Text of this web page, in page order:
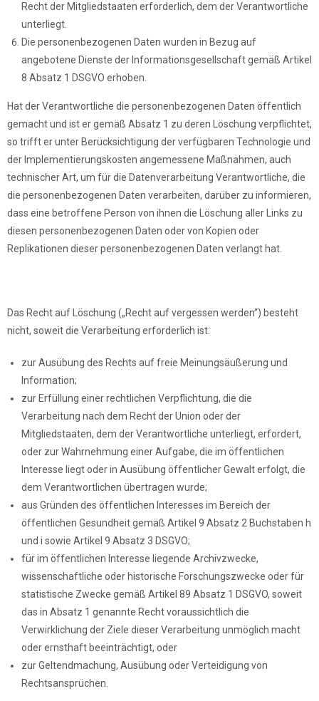
Recht der Mitgliedstaaten erforderlich, dem der Verantwortliche
unterliegt.
Die personenbezogenen Daten wurden in Bezug auf
angebotene Dienste der Informationsgesellschaft gemäß Artikel
8 Absatz 1 DSGVO erhoben.
Hat der Verantwortliche die personenbezogenen Daten öffentlich
gemacht und ist er gemäß Absatz 1 zu deren Löschung verpflichtet,
so trifft er unter Berücksichtigung der verfügbaren Technologie und
der Implementierungskosten angemessene Maßnahmen, auch
technischer Art, um für die Datenverarbeitung Verantwortliche, die
die personenbezogenen Daten verarbeiten, darüber zu informieren,
dass eine betroffene Person von ihnen die Löschung aller Links zu
diesen personenbezogenen Daten oder von Kopien oder
Replikationen dieser personenbezogenen Daten verlangt hat.
Das Recht auf Löschung („Recht auf vergessen werden“) besteht
nicht, soweit die Verarbeitung erforderlich ist:
zur Ausübung des Rechts auf freie Meinungsäußerung und
Information;
zur Erfüllung einer rechtlichen Verpflichtung, die die
Verarbeitung nach dem Recht der Union oder der
Mitgliedstaaten, dem der Verantwortliche unterliegt, erfordert,
oder zur Wahrnehmung einer Aufgabe, die im öffentlichen
Interesse liegt oder in Ausübung öffentlicher Gewalt erfolgt, die
dem Verantwortlichen übertragen wurde;
aus Gründen des öffentlichen Interesses im Bereich der
öffentlichen Gesundheit gemäß Artikel 9 Absatz 2 Buchstaben h
und i sowie Artikel 9 Absatz 3 DSGVO;
für im öffentlichen Interesse liegende Archivzwecke,
wissenschaftliche oder historische Forschungszwecke oder für
statistische Zwecke gemäß Artikel 89 Absatz 1 DSGVO, soweit
das in Absatz 1 genannte Recht voraussichtlich die
Verwirklichung der Ziele dieser Verarbeitung unmöglich macht
oder ernsthaft beeinträchtigt, oder
zur Geltendmachung, Ausübung oder Verteidigung von
Rechtsansprüchen.